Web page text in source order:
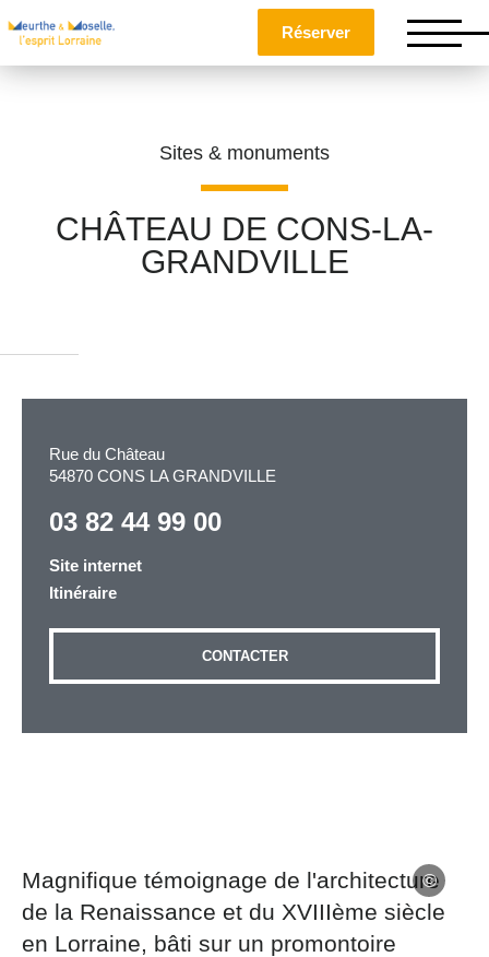
Réserver
Sites & monuments
CHÂTEAU DE CONS-LA-
GRANDVILLE
Rue du Château
54870 CONS LA GRANDVILLE
03 82 44 99 00
Site internet
Itinéraire
CONTACTER
Magnifique témoignage de l'architecture
de la Renaissance et du XVIIIème siècle
en Lorraine, bâti sur un promontoire
Téléphone
Adresse email
Message*
sont nécessaires au traitement de votre demande (sauf
mention contraire). Vous disposez d’un droit d’accès,
de rectification et d’opposition aux données vous
concernant, que vous pouvez exercer en adressant une